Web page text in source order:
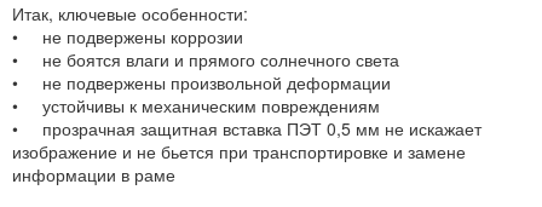
Итак, ключевые особенности:
• не подвержены коррозии
• не боятся влаги и прямого солнечного света
• не подвержены произвольной деформации
• устойчивы к механическим повреждениям
• прозрачная защитная вставка ПЭТ 0,5 мм не искажает
изображение и не бьется при транспортировке и замене
информации в раме